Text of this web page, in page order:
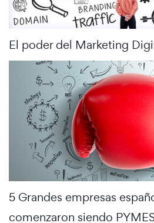
El poder del Marketing
5 Grandes empresas
comenzaron siendo